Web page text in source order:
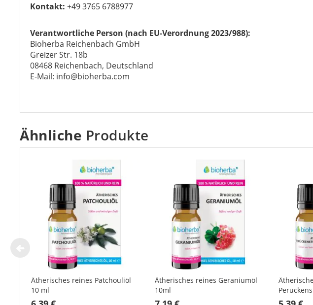
Kontakt: +49 3765 6788977
Verantwortliche Person (nach EU-Verordnung 2023/988):
Bioherba Reichenbach GmbH
Greizer Str. 18b
08468 Reichenbach, Deutschland
E-Mail: info@bioherba.com
Ähnliche Produkte
Ätherisches reines Patchouliöl
10 ml
Ätherisches reines Geraniumöl
10ml